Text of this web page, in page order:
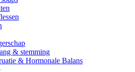
& stemming
& Hormonale Balans